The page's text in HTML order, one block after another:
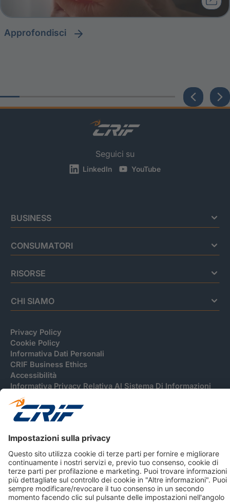
approfondisci
Seguici su
LinkedIn YouTube
BUSINESS
CONSUMATORI
RISORSE
CHI SIAMO
Privacy Policy
Cookie Policy
Informativa Dati Personali
CRIF Business Ethics
Accessibilità
Informativa Privacy Relativa Al Sistema Di Informazioni
Creditizie
© 2026 CRIF S.p.A. Tutti i diritti riservati.
Via della Beverara, 21 / 40131 Bologna / Italy Cap. Soc.
sottoscritto € 51.941.235,00 di cui versato € 51.806.190,00 |
R.E.A. n° 410952 | Reg. Impr. Bo, C.F. e P.IVA 02083271201
Società soggetta all'attività di direzione e coordinamento di
CRIBIS Holding S.r.l., Società con unico socio